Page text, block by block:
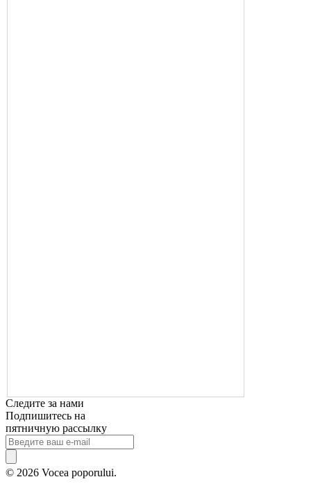
Следите за нами
Подпишитесь на
пятничную рассылку
© 2026 Vocea poporului.